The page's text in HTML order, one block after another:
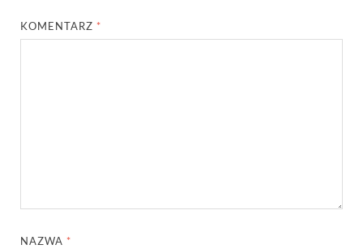
KOMENTARZ *
NAZWA *